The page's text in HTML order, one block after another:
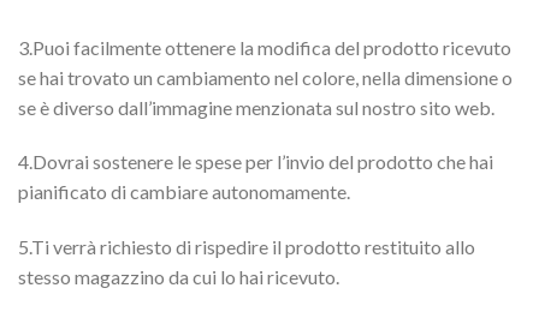
3.Puoi facilmente ottenere la modifica del prodotto ricevuto
se hai trovato un cambiamento nel colore, nella dimensione o
se è diverso dall’immagine menzionata sul nostro sito web.
4.Dovrai sostenere le spese per l’invio del prodotto che hai
pianificato di cambiare autonomamente.
5.Ti verrà richiesto di rispedire il prodotto restituito allo
stesso magazzino da cui lo hai ricevuto.